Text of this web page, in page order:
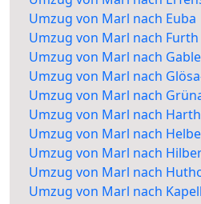
Umzug von Marl nach Euba
Umzug von Marl nach Furth
Umzug von Marl nach
Umzug von Marl nach
Umzug von Marl nach
Umzug von Marl nach
Umzug von Marl nach
Umzug von Marl nach
Umzug von Marl nach
Umzug von Marl nach